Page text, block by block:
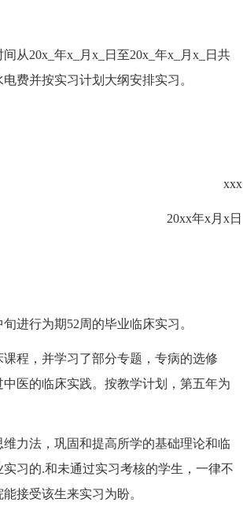
从20x_年x_月x_日至20x_年x_月x_日共
费并按实习计划大纲安排实习。
xxx
20xx年x月x日
进行为期52周的毕业临床实习。
程，并学习了部分专题，专病的选修
医的临床实践。按教学计划，第五年为
力法，巩固和提高所学的基础理论和临
习的.和未通过实习考核的学生，一律不
接受该生来实习为盼。